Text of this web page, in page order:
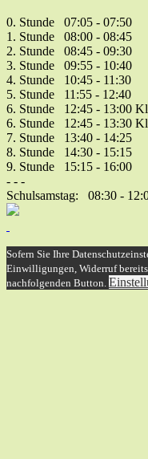
0. Stunde 07:05 - 07:50
1. Stunde 08:00 - 08:45
2. Stunde 08:45 - 09:30
3. Stunde 09:55 - 10:40
4. Stunde 10:45 - 11:30
5. Stunde 11:55 - 12:40
6. Stunde 12:45 - 13:00
6. Stunde 12:45 - 13:30
7. Stunde 13:40 - 14:25
8. Stunde 14:30 - 15:15
9. Stunde 15:15 - 16:00
- - -
Schulsamstag: 08:30 -
Sofern Sie Ihre
Einwilligungen, Widerruf
nachfolgenden Button.